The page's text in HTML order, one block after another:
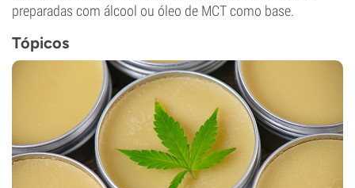
preparadas com álcool ou óleo de MCT como base.
Tópicos